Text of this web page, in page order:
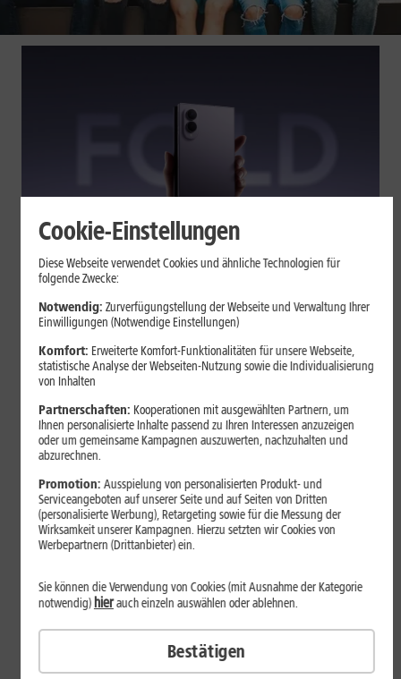
Tests & Vergleiche
Galaxy Z Fold7 oder Fold8: Was
sich beim neuen Foldable geändert
Kompakteres Format, neuer Chip, größerer Akku: Das Galaxy Z
Fold8 setzt andere Schwerpunkte als sein Vorgänger. Wir
zeigen, was Samsung verändert hat, welche Neuerungen im
Alltag zählen und wo das Fold7 Vorteile behält.
Mehr erfahren
Cookie-Einstellungen
Diese Webseite verwendet Cookies und ähnliche Technologien für
folgende Zwecke:
Notwendig: Zurverfügungstellung der Webseite und Verwaltung Ihrer
Einwilligungen (Notwendige Einstellungen)
Komfort: Erweiterte Komfort-Funktionalitäten für unsere Webseite,
statistische Analyse der Webseiten-Nutzung sowie die Individualisierung
von Inhalten
Partnerschaften: Kooperationen mit ausgewählten Partnern, um
Ihnen personalisierte Inhalte passend zu Ihren Interessen anzuzeigen
oder um gemeinsame Kampagnen auszuwerten, nachzuhalten und
abzurechnen.
Promotion: Ausspielung von personalisierten Produkt- und
Serviceangeboten auf unserer Seite und auf Seiten von Dritten
(personalisierte Werbung), Retargeting sowie für die Messung der
Wirksamkeit unserer Kampagnen. Hierzu setzten wir Cookies von
Werbepartnern (Drittanbieter) ein.
Sie können die Verwendung von Cookies (mit Ausnahme der Kategorie
notwendig) hierauch einzeln auswählen oder ablehnen.
Bestätigen